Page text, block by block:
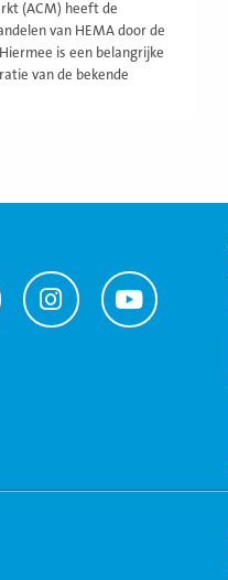
(ACM) heeft de
van HEMA door de
is een belangrijke
van de bekende
Ga
naar
Ga
naar